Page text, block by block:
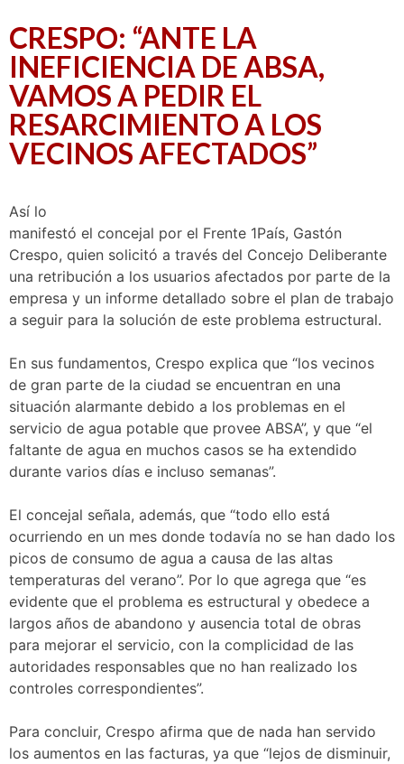
CRESPO: “ANTE LA
INEFICIENCIA DE ABSA,
VAMOS A PEDIR EL
RESARCIMIENTO A LOS
VECINOS AFECTADOS”
Así lo
manifestó el concejal por el Frente 1País, Gastón
Crespo, quien solicitó a través del Concejo Deliberante
una retribución a los usuarios afectados por parte de la
empresa y un informe detallado sobre el plan de trabajo
a seguir para la solución de este problema estructural.
En sus fundamentos, Crespo explica que “los vecinos
de gran parte de la ciudad se encuentran en una
situación alarmante debido a los problemas en el
servicio de agua potable que provee ABSA”, y que “el
faltante de agua en muchos casos se ha extendido
durante varios días e incluso semanas”.
El concejal señala, además, que “todo ello está
ocurriendo en un mes donde todavía no se han dado los
picos de consumo de agua a causa de las altas
temperaturas del verano”. Por lo que agrega que “es
evidente que el problema es estructural y obedece a
largos años de abandono y ausencia total de obras
para mejorar el servicio, con la complicidad de las
autoridades responsables que no han realizado los
controles correspondientes”.
Para concluir, Crespo afirma que de nada han servido
los aumentos en las facturas, ya que “lejos de disminuir,